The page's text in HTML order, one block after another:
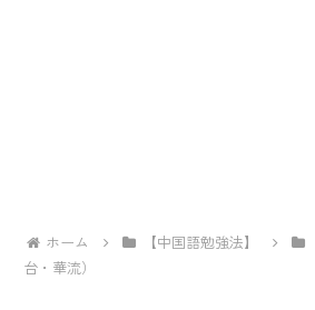
ホーム 【中国語勉強法】
台・華流）